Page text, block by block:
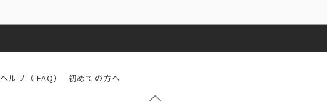
ヘルプ（ FAQ）
初めての方へ